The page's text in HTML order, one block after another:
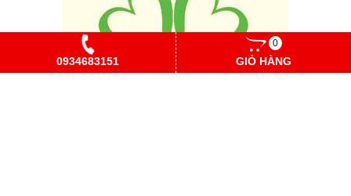
0934683151
0
GIỎ HÀNG